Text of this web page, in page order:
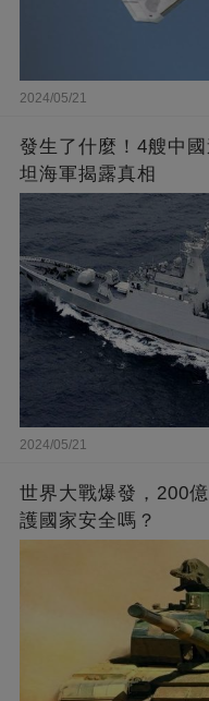
2024/05/21
發生了什麼！4艘中
坦海軍揭露真相
2024/05/21
世界大戰爆發，200
護國家安全嗎？